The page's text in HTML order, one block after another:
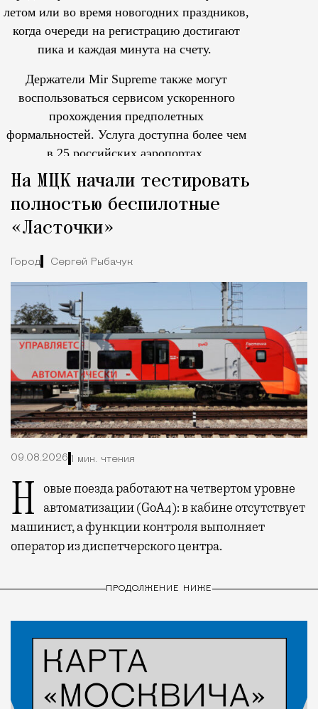
летом или во время новогодних праздников,
когда очереди на регистрацию достигают
пика и каждая минута на счету.
Держатели Mir Supreme также могут
воспользоваться сервисом ускоренного
прохождения предполетных
формальностей. Услуга доступна более чем
в 25 российских аэропортах.
На МЦК начали тестировать
полностью беспилотные
«Ласточки»
Город Сергей Рыбачук
09.08.2026 1 мин. чтения
Новые поезда работают на четвертом уровне автоматизации (GoA4): в кабине отсутствует
машинист, а функции контроля выполняет
оператор из диспетчерского центра.
ПРОДОЛЖЕНИЕ НИЖЕ